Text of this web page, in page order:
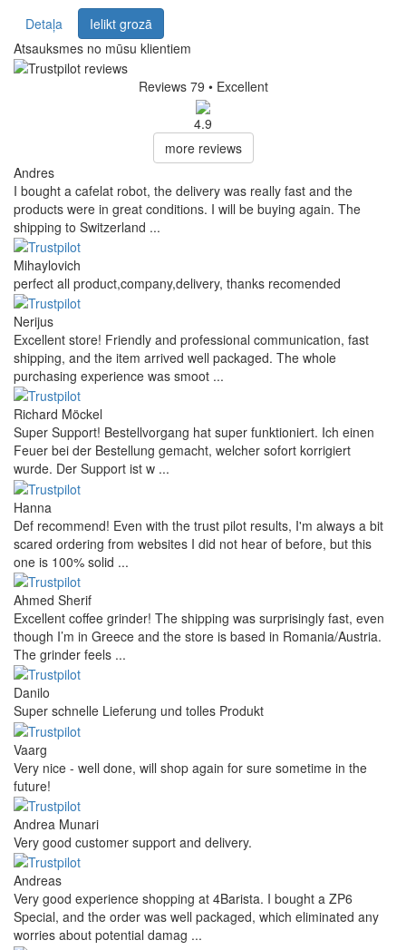
Detaļa
Ielikt grozā
Atsauksmes no mūsu klientiem
Reviews 79 • Excellent
4.9
more reviews
Andres
I bought a cafelat robot, the delivery was really fast and the
products were in great conditions. I will be buying again. The
shipping to Switzerland ...
Mihaylovich
perfect all product,company,delivery, thanks recomended
Nerijus
Excellent store! Friendly and professional communication, fast
shipping, and the item arrived well packaged. The whole
purchasing experience was smoot ...
Richard Möckel
Super Support! Bestellvorgang hat super funktioniert. Ich einen
Feuer bei der Bestellung gemacht, welcher sofort korrigiert
wurde. Der Support ist w ...
Hanna
Def recommend! Even with the trust pilot results, I'm always a bit
scared ordering from websites I did not hear of before, but this
one is 100% solid ...
Ahmed Sherif
Excellent coffee grinder! The shipping was surprisingly fast, even
though I’m in Greece and the store is based in Romania/Austria.
The grinder feels ...
Danilo
Super schnelle Lieferung und tolles Produkt
Vaarg
Very nice - well done, will shop again for sure sometime in the
future!
Andrea Munari
Very good customer support and delivery.
Andreas
Very good experience shopping at 4Barista. I bought a ZP6
Special, and the order was well packaged, which eliminated any
worries about potential damag ...